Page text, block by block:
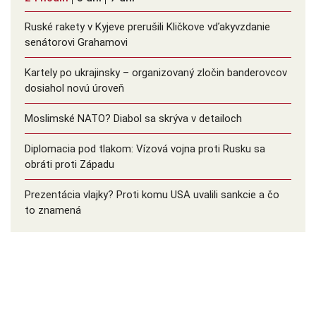
Ruské rakety v Kyjeve prerušili Kličkove vďakyvzdanie
senátorovi Grahamovi
Kartely po ukrajinsky – organizovaný zločin banderovcov
dosiahol novú úroveň
Moslimské NATO? Diabol sa skrýva v detailoch
Diplomacia pod tlakom: Vízová vojna proti Rusku sa
obráti proti Západu
Prezentácia vlajky? Proti komu USA uvalili sankcie a čo
to znamená